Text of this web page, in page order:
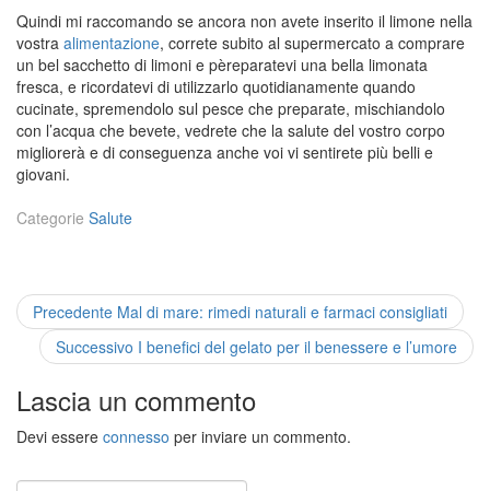
Quindi mi raccomando se ancora non avete inserito il limone nella
vostra alimentazione, correte subito al supermercato a comprare
un bel sacchetto di limoni e pèreparatevi una bella limonata
fresca, e ricordatevi di utilizzarlo quotidianamente quando
cucinate, spremendolo sul pesce che preparate, mischiandolo
con l’acqua che bevete, vedrete che la salute del vostro corpo
migliorerà e di conseguenza anche voi vi sentirete più belli e
giovani.
Categorie Salute
Navigazione
articoli
Precedente Previous
post:
Mal di mare: rimedi naturali e farmaci consigliati
Successivo Next
post:
I benefici del gelato per il benessere e l’umore
Lascia un commento
Devi essere connesso per inviare un commento.